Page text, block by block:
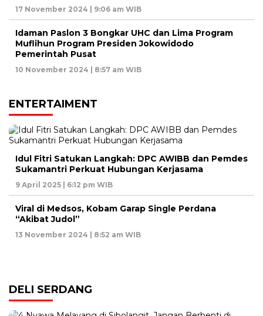
17 November 2024 | 9:06 am WIB
Idaman Paslon 3 Bongkar UHC dan Lima Program
Muflihun Program Presiden Jokowidodo
Pemerintah Pusat
10 November 2024 | 8:57 am WIB
ENTERTAIMENT
Idul Fitri Satukan Langkah: DPC AWIBB dan Pemdes
Sukamantri Perkuat Hubungan Kerjasama
9 April 2025 | 6:12 pm WIB
Viral di Medsos, Kobam Garap Single Perdana
“Akibat Judol”
13 November 2024 | 8:52 am WIB
DELI SERDANG